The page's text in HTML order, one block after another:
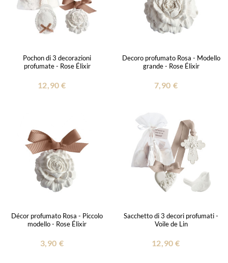
Pochon di 3 decorazioni
profumate - Rose Élixir
12,90 €
Decoro profumato Rosa - Modello
grande - Rose Élixir
7,90 €
Décor profumato Rosa - Piccolo
modello - Rose Élixir
3,90 €
Sacchetto di 3 decori profumati -
Voile de Lin
12,90 €